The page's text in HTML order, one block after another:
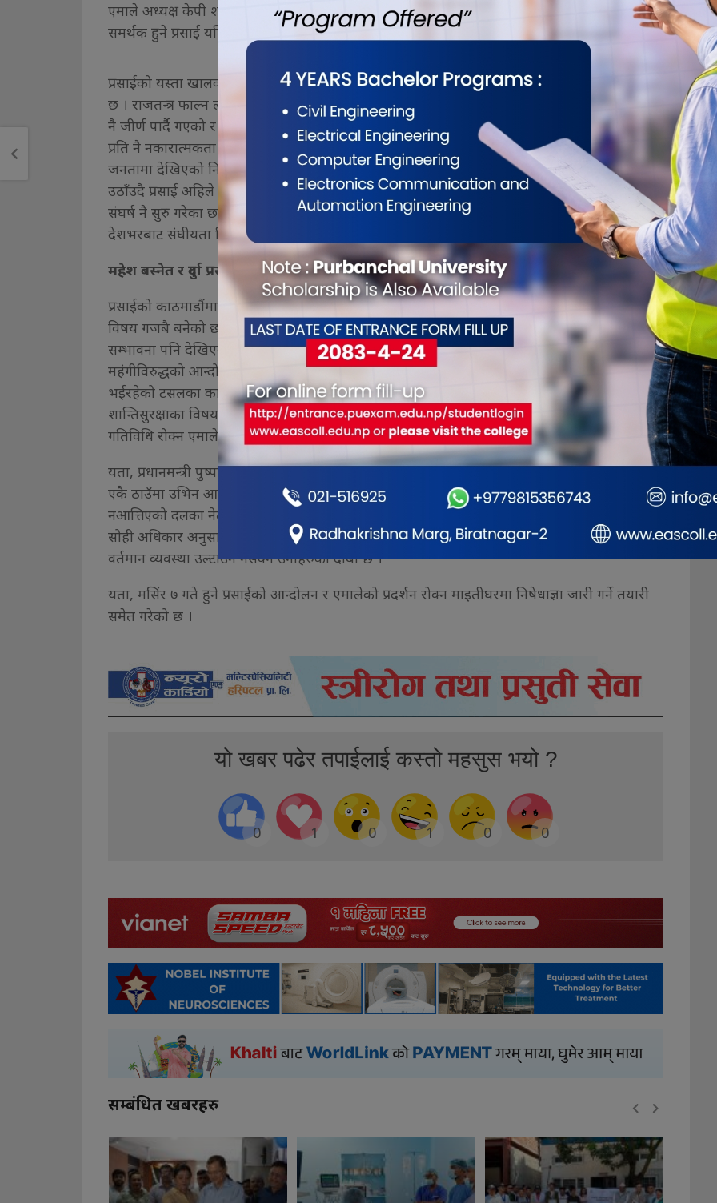
एमाले अध्यक्ष केपी शर्मा ओलीको भक्तिगान गाउन भ्याउथिए । कहिले माओवादी समर्थक त कहिले एमाले
समर्थक हुने प्रसाई यतिबेला भने संघीयता मासेर राजतन्त्र ल्याउनुपर्ने अभिव्यक्ति दिँदै हिँडिरहेका छन् ।
प्रसाईको यस्ता खालका अभिव्यक्तिका कारण पुराना भनिएका सबै दलहरुको टाउको दुखाईको विषय बनेको
छ । राजतन्त्र फाल्न लामो संघर्ष गरेका पुराना दलहरुले देशको राजनीतिक, आर्थिक साथै समाजिक अवस्था
नै जीर्ण पार्दै गएको र जनताको अपेक्षा अनुसार दलहरुले सम्बोधन गर्नु नसकेका कारण जनतामा गणतन्त्र
प्रति नै नकारात्मकता बढ्दै गएको र निरासापन बढिरहेको छ ।
जनतामा देखिएको निराशापन प्रति र नेतृत्वहरु प्रति आक्रोशको ज्वाला दन्किरहेका अवस्थालाई फाइदा
उठाँउदै प्रसाई अहिले व्यवस्था माथिनै विविध अभिव्यक्ति दिँदै आइरहेका छन् । त्यसो त अहिले उनले सडक
संघर्ष नै सुरु गरेका छन् । सोही क्रमममा आगामी मंसिर ७ गते व्यवसायी प्रसाईकै अगुवाईमा काठमाडौंमा
देशभरबाट संघीयता विरोधीहरु भेला हुने भएका छन् ।
महेश बस्नेत र दुर्गा प्रसाईको कार्यक्रम एकैदिन
प्रसाईको काठमाडौंमा हुने अभियानले यतिबेला सामाजिक सञ्जाल मात्रै होइन, चिया गफमा पनि छलफलको
विषय गजबै बनेको छ । सबैमा एउटै प्रश्न छ मंसिर ७ गते काठमाडौंमा के होला ? कार्यक्रममा झडप हुने
सम्भावना पनि देखिएको धेरैको आंकलन छ । किनभने सोही दिन एमालेको युवा संघले माइतीघर मण्डलामा
महंगीविरुद्धको आन्दोलनको आयोजना गरेको छ । केही दिन अगाडी देखिनै युवा संघ र प्रसाई पक्षबीच
भईरहेको टसलका कारण कार्यक्रम स्थलमा झडप हुने हो की भन्ने आशंकाले सरकार र सुरक्षा निकायले
शान्तिसुरक्षाका विषयमा सजकता अपनाइरहेका छन् । त्यसो त पछिल्लो समय प्रसाईको अभिव्यक्ति र
गतिविधि रोक्न एमालेले कारबाही गर्न प्रधानमन्त्री समक्ष माग समेत गरेका थिए ।
यता, प्रधानमन्त्री पुष्पकमल दाहाल प्रचण्डले वर्तमान व्यवस्था माथि खतरा परेको भन्दै पुराना सबै दललाई
एकै ठाउँमा उभिन आह्वान समेत गरिरहका छन् । तर, प्रसाईको गतिविधिबाट सरकार र पुराना दल
नआत्तिएको दलका नेताहरुको भनाई छ । नेपालको संविधानले अभिव्यक्ति स्वतन्त्रताको अधिकार दिएकाले
सोही अधिकार अनुसार प्रसाईले शान्ति पूर्ण रुपमा चित्त नबुझेको विषयमा आन्दोलन गर्न सक्ने भए पनि
वर्तमान व्यवस्था उल्टाउन नसक्ने उनीहरुको दाबी छ ।
यता, मसिंर ७ गते हुने प्रसाईको आन्दोलन र एमालेको प्रदर्शन रोक्न माइतीघरमा निषेधाज्ञा जारी गर्ने तयारी
समेत गरेको छ ।
यो खबर पढेर तपाईलाई कस्तो महसुस भयो ?
0 1 0 1 0 0
सम्बंधित खबरहरु